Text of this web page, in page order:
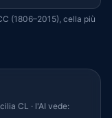
(1806–2015), cella più
CL · l'AI vede: